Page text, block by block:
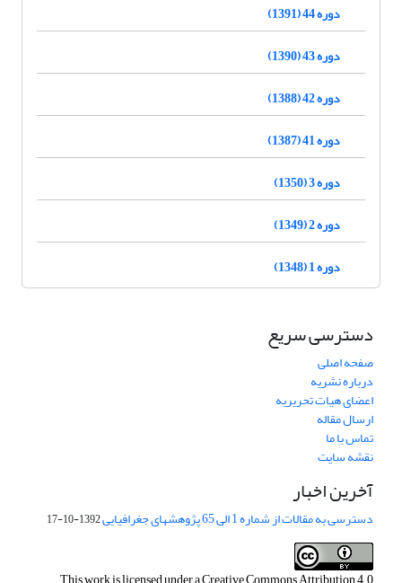
دوره 44 (1391)
دوره 43 (1390)
دوره 42 (1388)
دوره 41 (1387)
دوره 3 (1350)
دوره 2 (1349)
دوره 1 (1348)
دسترسی سریع
صفحه اصلی
درباره نشریه
اعضای هیات تحریریه
ارسال مقاله
تماس با ما
نقشه سایت
آخرین اخبار
دسترسی به مقالات از شماره 1 الی 65 پژوهشهای جغرافیایی 1392-10-17